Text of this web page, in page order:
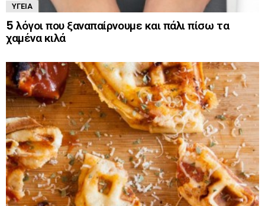
ΥΓΕΊΑ
5 λόγοι που ξαναπαίρνουμε και πάλι πίσω τα
χαμένα κιλά